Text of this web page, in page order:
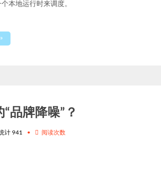
本地运行时来调度。
品牌降噪”？
计 941 • 阅读次数